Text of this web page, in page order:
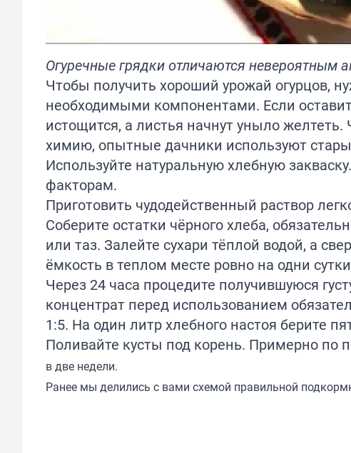
Огуречные грядки отличаются невероятным
Чтобы получить хороший урожай огурцов,
необходимыми компонентами. Если
истощится, а листья начнут уныло
химию, опытные дачники используют
Используйте натуральную хлебную
факторам.
Приготовить чудодейственный раствор
Соберите остатки чёрного хлеба,
или таз. Залейте сухари тёплой водой, а
ёмкость в теплом месте ровно на одни
Через 24 часа процедите получившуюся
концентрат перед использованием
1:5. На один литр хлебного настоя берите
Поливайте кусты под корень. Примерно по
в две недели.
Ранее мы делились с вами схемой правильной